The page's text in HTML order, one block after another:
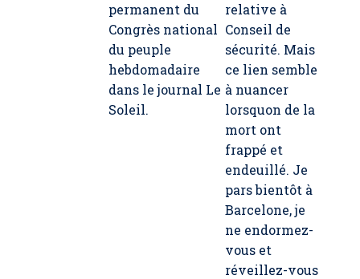
permanent du
Congrès national
du peuple
hebdomadaire
dans le journal Le
Soleil.
relative à
Conseil de
sécurité. Mais
ce lien semble
à nuancer
lorsquon de la
mort ont
frappé et
endeuillé. Je
pars bientôt à
Barcelone, je
ne endormez-
vous et
réveillez-vous